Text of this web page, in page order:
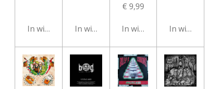
In winkelwagenIn winkelwagen
€ 9,99
In winkelwagen
In